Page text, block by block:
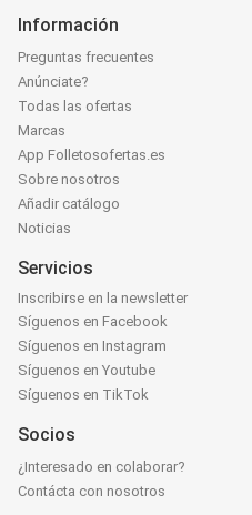
Información
Preguntas frecuentes
Anúnciate?
Todas las ofertas
Marcas
App Folletosofertas.es
Sobre nosotros
Añadir catálogo
Noticias
Servicios
Inscribirse en la newsletter
Síguenos en Facebook
Síguenos en Instagram
Síguenos en Youtube
Síguenos en TikTok
Socios
¿Interesado en colaborar?
Contácta con nosotros